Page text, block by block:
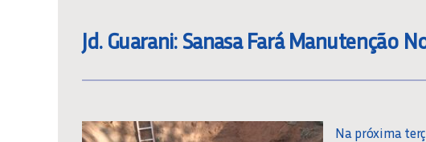
Jd. Guarani: Sanasa Fará Manutenção
Na próxima